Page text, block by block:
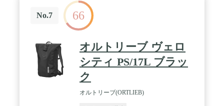
No.7 66
オルトリーブ ヴェロ
シティ PS/17L ブラッ
ク
オルトリーブ(ORTLIEB)